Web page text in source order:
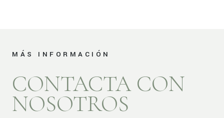
MÁS INFORMACIÓN
CONTACTA CON
NOSOTROS